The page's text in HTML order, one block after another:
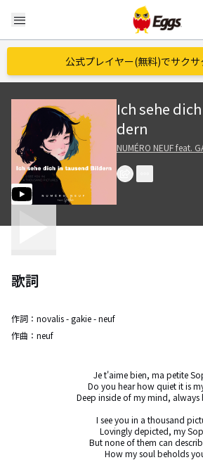
menu
公式プレイヤー(無料)でサク
Ich sehe
dern
NUMÉRO NEUF feat.
歌詞
作詞： novalis - gakie - neuf
作曲： neuf
Je t'aime bien, ma petite
Do you hear how quiet it is
Deep inside of my mind, always
I see you in a thousand
Lovingly depicted, my
But none of them can
How my soul beholds